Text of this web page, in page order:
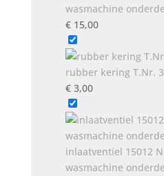
wasmachine
€15,00
rubber kering T.Nr.
€3,00
inlaatventiel 15012
wasmachine